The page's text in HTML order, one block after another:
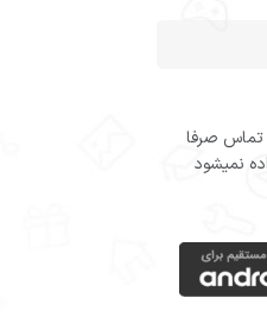
شماره تماس صرفا
نمیشود